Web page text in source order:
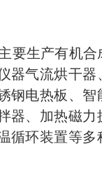
要生产有机合
器气流烘干器
钢电热板、智
器、加热磁力
循环装置等多